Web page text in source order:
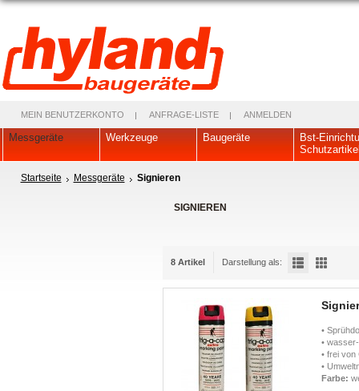
MEIN BENUTZERKONTO ANFRAGE-LISTE ANMELDEN
Messgeräte Werkzeuge Baugeräte
Bst-
Startseite Messgeräte Signieren
SIGNIEREN
8 Artikel Darstellung als:
•
•
• frei von
•
Farbe: